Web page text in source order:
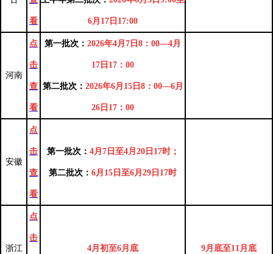
看 6月17日17:00
河南
点
击
查
看
第一批次： 2026年4月7日8：00—4月
17日17：00
第二批次： 2026年6月15日8：00—6月
26日17：00
安徽
点
击
查
看
第一批次： 4月7日至4月20日17时；
第二批次： 6月15日至6月29日17时
浙江
点
击
4月初至6月底 9月底至11月底